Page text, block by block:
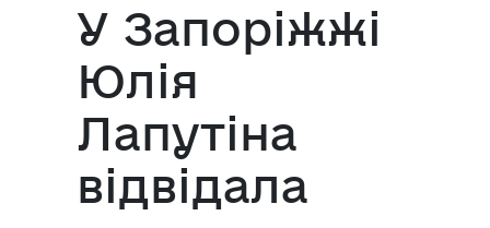
У Запоріжжі
Юлія
Лапутіна
відвідала